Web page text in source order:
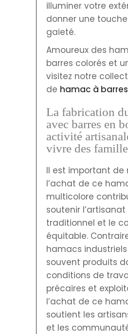
illuminer votre
donner une
gaieté.
Amoureux des
barres colorés et
visitez notre
de hamac à
La fabrication
avec barres en
activité
vivre des
Il est important de
l’achat de ce
multicolore
soutenir l’artisanat
traditionnel et le
équitable.
hamacs
souvent produits
conditions de
précaires et
l’achat de ce
soutient les
et les